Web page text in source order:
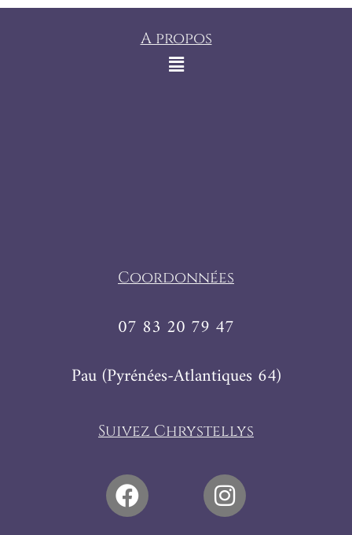
A propos
Coordonnées
07 83 20 79 47
Pau (Pyrénées-Atlantiques 64)
Suivez Chrystellys